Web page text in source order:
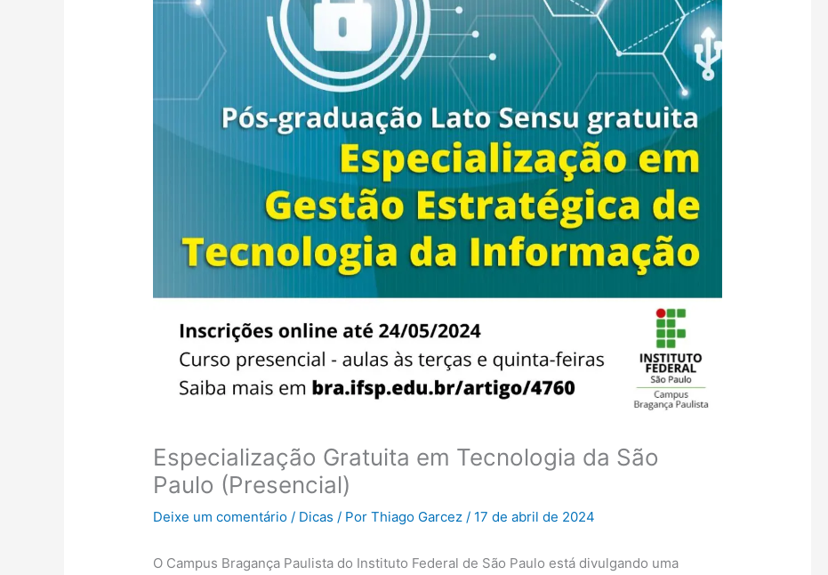
Especialização Gratuita em Tecnologia da São
Paulo (Presencial)
Deixe um comentário / Dicas / PorThiago Garcez/ 17 de abril de 2024
O Campus Bragança Paulista do Instituto Federal de São Paulo está divulgando uma